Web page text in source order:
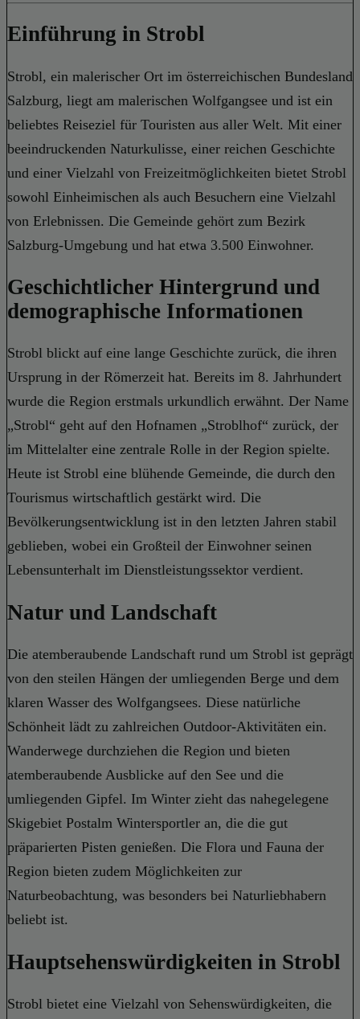
Einführung in Strobl
Strobl, ein malerischer Ort im österreichischen Bundesland
Salzburg, liegt am malerischen Wolfgangsee und ist ein
beliebtes Reiseziel für Touristen aus aller Welt. Mit einer
beeindruckenden Naturkulisse, einer reichen Geschichte
und einer Vielzahl von Freizeitmöglichkeiten bietet Strobl
sowohl Einheimischen als auch Besuchern eine Vielzahl
von Erlebnissen. Die Gemeinde gehört zum Bezirk
Salzburg-Umgebung und hat etwa 3.500 Einwohner.
Geschichtlicher Hintergrund und
demographische Informationen
Strobl blickt auf eine lange Geschichte zurück, die ihren
Ursprung in der Römerzeit hat. Bereits im 8. Jahrhundert
wurde die Region erstmals urkundlich erwähnt. Der Name
„Strobl“ geht auf den Hofnamen „Stroblhof“ zurück, der
im Mittelalter eine zentrale Rolle in der Region spielte.
Heute ist Strobl eine blühende Gemeinde, die durch den
Tourismus wirtschaftlich gestärkt wird. Die
Bevölkerungsentwicklung ist in den letzten Jahren stabil
geblieben, wobei ein Großteil der Einwohner seinen
Lebensunterhalt im Dienstleistungssektor verdient.
Natur und Landschaft
Die atemberaubende Landschaft rund um Strobl ist geprägt
von den steilen Hängen der umliegenden Berge und dem
klaren Wasser des Wolfgangsees. Diese natürliche
Schönheit lädt zu zahlreichen Outdoor-Aktivitäten ein.
Wanderwege durchziehen die Region und bieten
atemberaubende Ausblicke auf den See und die
umliegenden Gipfel. Im Winter zieht das nahegelegene
Skigebiet Postalm Wintersportler an, die die gut
präparierten Pisten genießen. Die Flora und Fauna der
Region bieten zudem Möglichkeiten zur
Naturbeobachtung, was besonders bei Naturliebhabern
beliebt ist.
Hauptsehenswürdigkeiten in Strobl
Strobl bietet eine Vielzahl von Sehenswürdigkeiten, die